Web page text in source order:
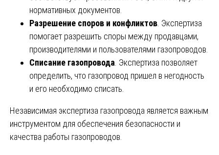
нормативных документов.
Разрешение споров и конфликтов . Экспертиза
помогает разрешить споры между продавцами,
производителями и пользователями газопроводов.
Списание газопровода . Экспертиза позволяет
определить, что газопровод пришел в негодность
и его необходимо списать.
Независимая экспертиза газопровода является важным
инструментом для обеспечения безопасности и
качества работы газопроводов.